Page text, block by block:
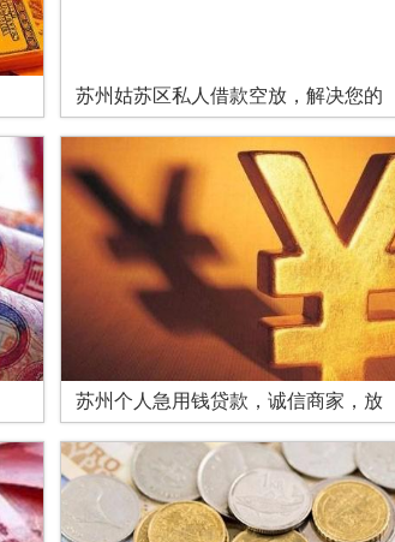
苏州姑苏区私人借款空放，解决您的
苏州个人急用钱贷款，诚信商家，放